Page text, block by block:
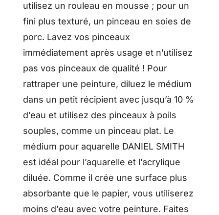
utilisez un rouleau en mousse ; pour un
fini plus texturé, un pinceau en soies de
porc. Lavez vos pinceaux
immédiatement après usage et n’utilisez
pas vos pinceaux de qualité ! Pour
rattraper une peinture, diluez le médium
dans un petit récipient avec jusqu’à 10 %
d’eau et utilisez des pinceaux à poils
souples, comme un pinceau plat. Le
médium pour aquarelle DANIEL SMITH
est idéal pour l’aquarelle et l’acrylique
diluée. Comme il crée une surface plus
absorbante que le papier, vous utiliserez
moins d’eau avec votre peinture. Faites